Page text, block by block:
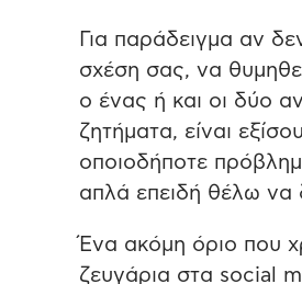
Για παράδειγμα αν
σχέση σας, να
ο ένας ή και οι δύο
ζητήματα, είναι
οποιοδήποτε
απλά επειδή θέλω
Ένα ακόμη όριο που
ζευγάρια στα social